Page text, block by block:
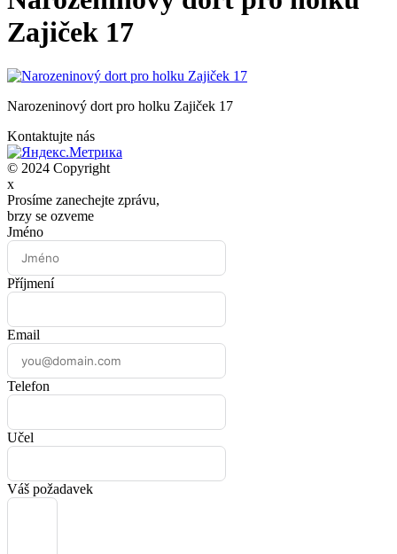
Zajiček 17
Narozeninový dort pro holku Zajiček 17
Kontaktujte nás
© 2024 Copyright
x
Prosíme zanechejte zprávu,
brzy se ozveme
Jméno
Příjmení
Email
Telefon
Učel
Váš požadavek